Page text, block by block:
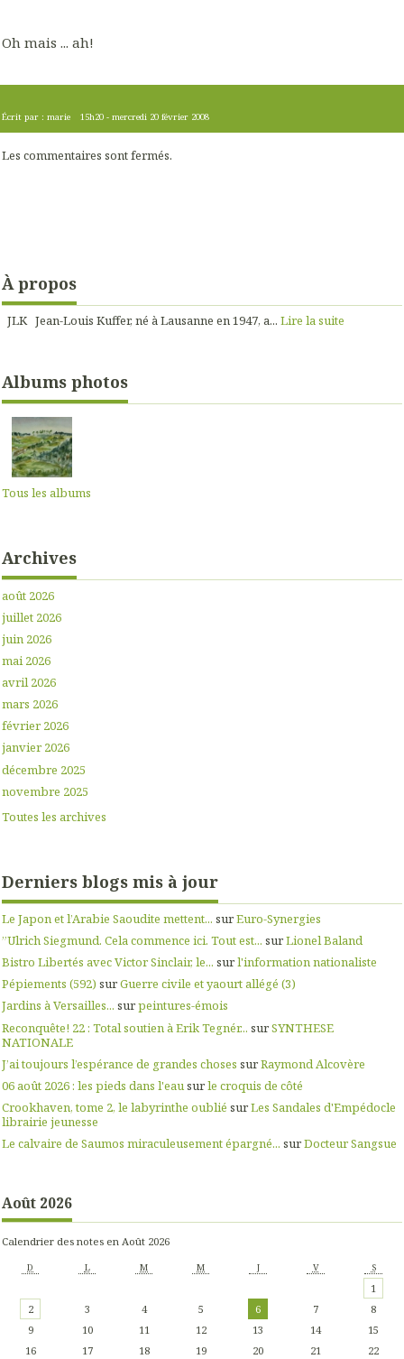
Oh mais ... ah!
Écrit par : marie 15h20 -mercredi 20 février 2008
Les commentaires sont fermés.
À propos
JLK Jean-Louis Kuffer, né à Lausanne en 1947, a... Lire la suite
Albums photos
Tous les albums
Archives
août 2026
juillet 2026
juin 2026
mai 2026
avril 2026
mars 2026
février 2026
janvier 2026
décembre 2025
novembre 2025
Toutes les archives
Derniers blogs mis à jour
Le Japon et l’Arabie Saoudite mettent... surEuro-Synergies
”Ulrich Siegmund. Cela commence ici. Tout est... surLionel Baland
Bistro Libertés avec Victor Sinclair, le... surl'information nationaliste
Pépiements (592) surGuerre civile et yaourt allégé (3)
Jardins à Versailles... surpeintures-émois
Reconquête! 22 : Total soutien à Erik Tegnér... surSYNTHESE
NATIONALE
J’ai toujours l’espérance de grandes choses surRaymond Alcovère
06 août 2026 : les pieds dans l'eausurle croquis de côté
Crookhaven, tome 2, le labyrinthe oublié surLes Sandales d'Empédocle
librairie jeunesse
Le calvaire de Saumos miraculeusement épargné... surDocteur Sangsue
Août 2026
Calendrier des notes en Août 2026
D L M M J V S
1
2
3 4 5 6 7
8
9
10 11 12 13 14
15
16
17 18 19 20 21
22